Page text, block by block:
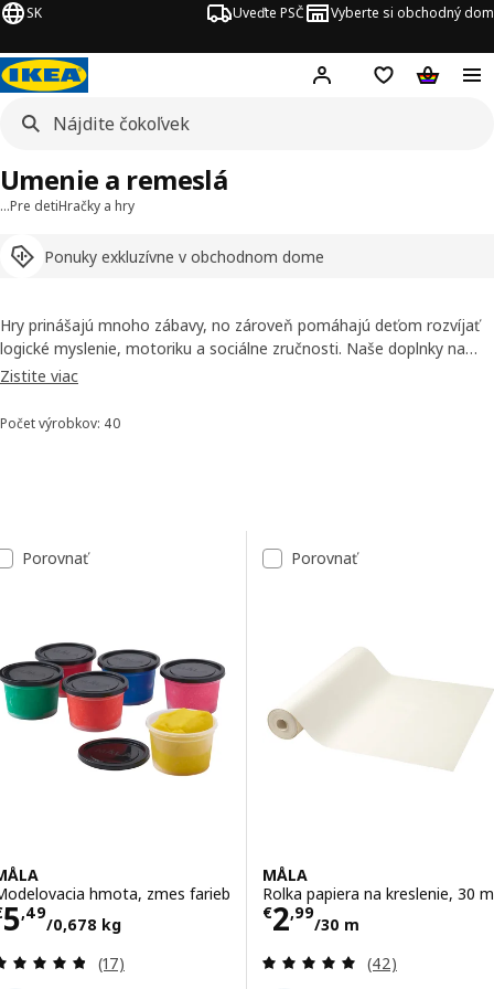
SK Uveďte PSČ Vyberte si obchodný dom
Hej! Prihlásenie
NákupnýNákupný
…Pre detiHračky a hry
Ponuky exkluzívne v obchodnom dome
Umenie a remeslá
Hry prinášajú mnoho zábavy, no zároveň pomáhajú deťom rozvíjať
logické myslenie, motoriku a sociálne zručnosti. Naše doplnky na
majstrovanie pre deti sú navrhnuté tak, aby podnecovali tvorivosť a
Zistite viac
Zoradiť a filtrovať
Počet výrobkov: 40
Zoznam výsledkov
Porovnať
hmota, zmes farieb
5,49
/0,678 kg
€ 5,49/0,678 kg
Prehľad: 4.8 z 5 hviezdy. Celkové hodnotenie:
(17)
Porovnať
MÅLA
Rolka papiera na kreslenie, 30 m
€2,99
/30 m
Cena € 2,99/30
Prehľad: 5 z 5
(42)